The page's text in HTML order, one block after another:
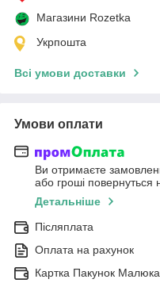
Магазини Rozetka
Укрпошта
Всі умови доставки
Умови оплати
Ви отримаєте
або гроші повернуться
Детальніше
Післяплата
Оплата на рахунок
Картка Пакунок Малюка